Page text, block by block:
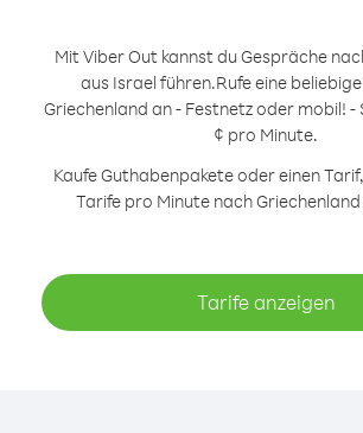
Mit Viber Out kannst du Gespräche
aus Israel führen.Rufe eine
Griechenland an - Festnetz oder mobil! -
¢ pro Minute.
Kaufe Guthabenpakete oder einen
Tarife pro Minute nach
Tarife anzeigen